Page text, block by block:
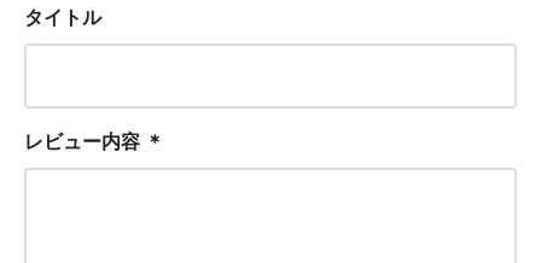
タイトル
レビュー内容 ＊